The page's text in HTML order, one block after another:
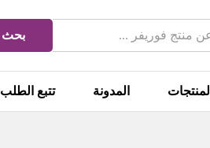
بحث
المنتجات المدونة تتبع الطلب